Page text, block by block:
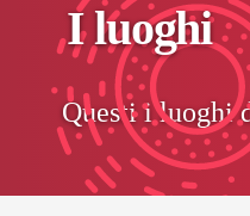
I luoghi
Questi i luoghi